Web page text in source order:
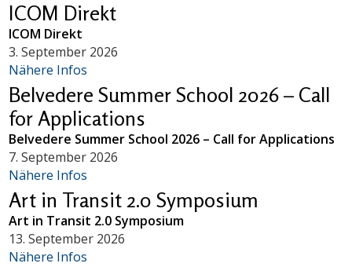
ICOM Direkt
ICOM Direkt
3. September 2026
Nähere Infos
Belvedere Summer School 2026 – Call
for Applications
Belvedere Summer School 2026 – Call for Applications
7. September 2026
Nähere Infos
Art in Transit 2.0 Symposium
Art in Transit 2.0 Symposium
13. September 2026
Nähere Infos